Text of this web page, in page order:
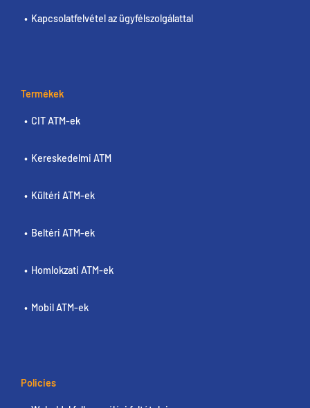
Kapcsolatfelvétel az ügyfélszolgálattal
Termékek
CIT ATM-ek
Kereskedelmi ATM
Kültéri ATM-ek
Beltéri ATM-ek
Homlokzati ATM-ek
Mobil ATM-ek
Policies